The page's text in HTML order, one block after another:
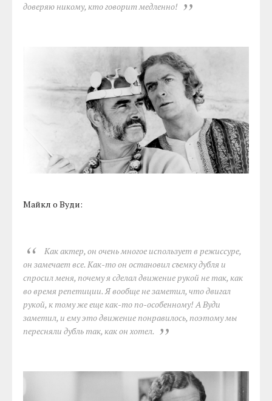
доверяю никому, кто говорит медленно!
Майкл о Вуди:
Как актер, он очень многое использует в режиссуре,
он замечает все. Как-то он остановил съемку дубля и
спросил меня, почему я сделал движение рукой не так, как
во время репетиции. Я вообще не заметил, что двигал
рукой, к тому же еще как-то по-особенному! А Вуди
заметил, и ему это движение понравилось, поэтому мы
пересняли дубль так, как он хотел.